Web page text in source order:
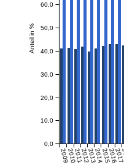
20092010201120122013201420152016
Anteil in %
0,0
10,0
20,0
30,0
40,0
50,0
60,0